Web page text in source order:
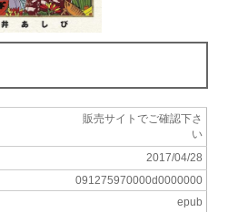
販売サイトでご確認下さ
い
2017/04/28
091275970000d0000000
epub